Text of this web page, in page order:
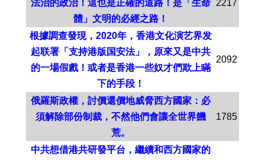
法治的政治！這也是正確的道路！是「生命
體」文明的必經之路！
2217
根據調查發現，2020年，香港文化演艺界发
起联署「支持港版国安法」，原來又是中共
的一場假戲！或者是香港一些奴才們欺上瞞
下的手段！
2092
俄羅斯政權，討價還價地威脅西方國家：必
須解除部份制裁，不然他們會讓全世界饑
荒。
1785
中共想借港共研發平台，繼續和西方國家的